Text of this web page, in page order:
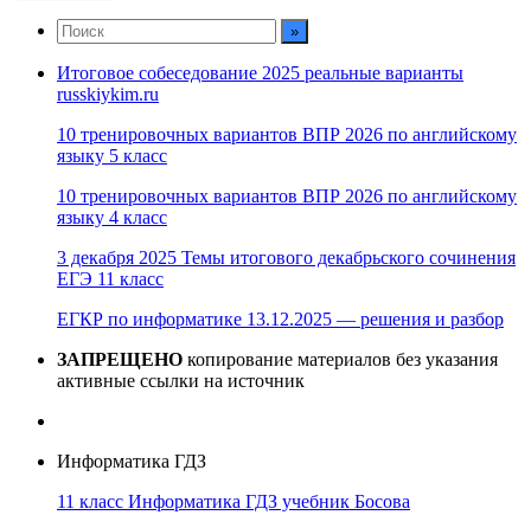
Итоговое собеседование 2025 реальные варианты
russkiykim.ru
10 тренировочных вариантов ВПР 2026 по английскому
языку 5 класс
10 тренировочных вариантов ВПР 2026 по английскому
языку 4 класс
3 декабря 2025 Темы итогового декабрьского сочинения
ЕГЭ 11 класс
ЕГКР по информатике 13.12.2025 — решения и разбор
ЗАПРЕЩЕНО копирование материалов без указания
активные ссылки на источник
Информатика ГДЗ
11 класс Информатика ГДЗ учебник Босова